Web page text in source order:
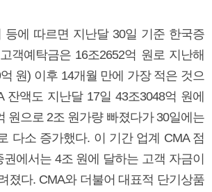
등에 따르면 지난달 30일 기준 한국증
객예탁금은 16조2652억 원로 지난해
원) 이후 14개월 만에 가장 적은 것으
잔액도 지난달 17일 43조3048억 원에
원으로 2조 원가량 빠졌다가 30일에는
다소 증가했다. 이 기간 업계 CMA 점
에서는 4조 원에 달하는 고객 자금이
졌다. CMA와 더불어 대표적 단기상품